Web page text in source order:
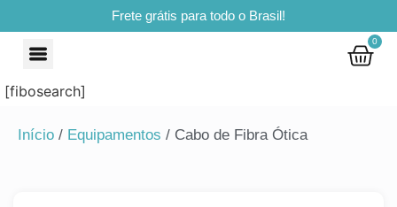
Frete grátis para todo o Brasil!
0
[fibosearch]
Início / Equipamentos / Cabo de Fibra Ótica